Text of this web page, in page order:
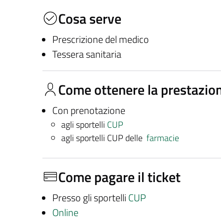
Cosa serve
Prescrizione del medico
Tessera sanitaria
Come ottenere la
Con prenotazione
agli sportelli CUP
agli sportelli CUP delle farmacie
Come pagare il ticket
Presso gli sportelli CUP
Online